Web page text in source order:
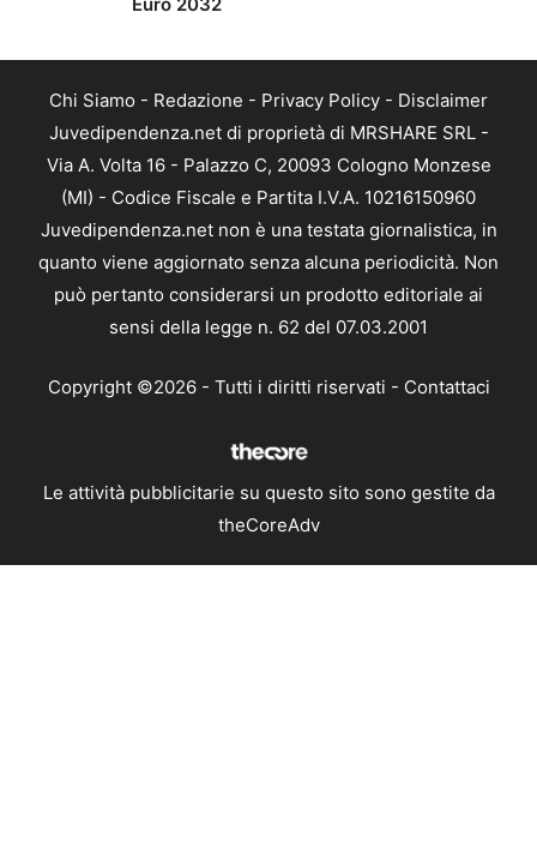
Euro 2032
Chi Siamo - Redazione - Privacy Policy - Disclaimer
Juvedipendenza.net di proprietà di MRSHARE SRL -
Via A. Volta 16 - Palazzo C, 20093 Cologno Monzese
(MI) - Codice Fiscale e Partita I.V.A. 10216150960
Juvedipendenza.net non è una testata giornalistica, in
quanto viene aggiornato senza alcuna periodicità. Non
può pertanto considerarsi un prodotto editoriale ai
sensi della legge n. 62 del 07.03.2001
Copyright ©2026 - Tutti i diritti riservati - Contattaci
Le attività pubblicitarie su questo sito sono gestite da
theCoreAdv